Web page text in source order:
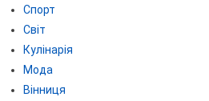
Спорт
Світ
Кулінарія
Мода
Вінниця